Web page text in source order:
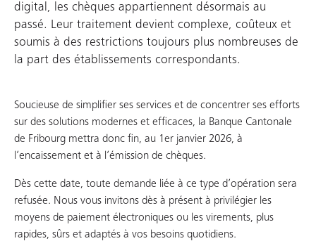
digital, les chèques appartiennent désormais au
passé. Leur traitement devient complexe, coûteux et
soumis à des restrictions toujours plus nombreuses de
la part des établissements correspondants.
Soucieuse de simplifier ses services et de concentrer ses efforts
sur des solutions modernes et efficaces, la Banque Cantonale
de Fribourg mettra donc fin, au 1er janvier 2026, à
l’encaissement et à l’émission de chèques.
Dès cette date, toute demande liée à ce type d’opération sera
refusée. Nous vous invitons dès à présent à privilégier les
moyens de paiement électroniques ou les virements, plus
rapides, sûrs et adaptés à vos besoins quotidiens.